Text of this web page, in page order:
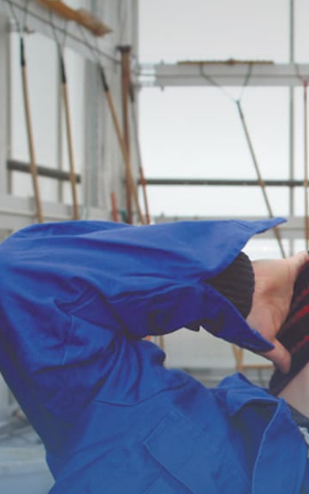
Accueil
Fondation
Services
Autisme
Employeur